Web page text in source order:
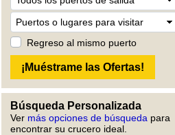
Regreso al mismo puerto
Búsqueda Personalizada
Ver más opciones de búsqueda para
encontrar su crucero ideal.